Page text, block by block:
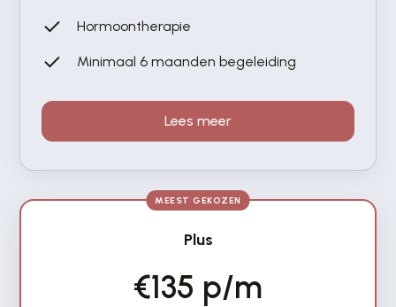
Hormoontherapie
Minimaal 6 maanden begeleiding
Lees meer
MEEST GEKOZEN
Plus
€135 p/m